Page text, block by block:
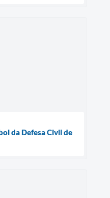
da Defesa Civil de